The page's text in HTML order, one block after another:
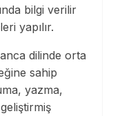
bilgi verilir
yapılır.
dilinde orta
sahip
yazma,